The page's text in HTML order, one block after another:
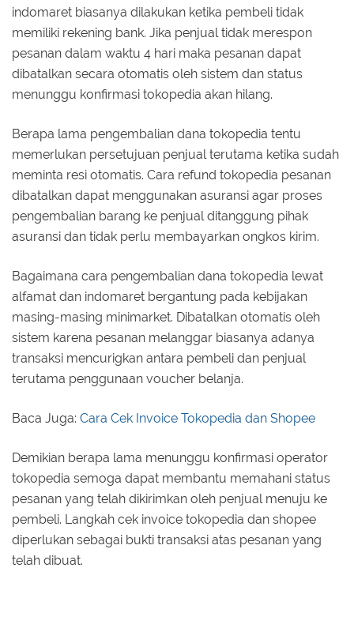
indomaret biasanya dilakukan ketika pembeli tidak
memiliki rekening bank. Jika penjual tidak merespon
pesanan dalam waktu 4 hari maka pesanan dapat
dibatalkan secara otomatis oleh sistem dan status
menunggu konfirmasi tokopedia akan hilang.
Berapa lama pengembalian dana tokopedia tentu
memerlukan persetujuan penjual terutama ketika sudah
meminta resi otomatis. Cara refund tokopedia pesanan
dibatalkan dapat menggunakan asuransi agar proses
pengembalian barang ke penjual ditanggung pihak
asuransi dan tidak perlu membayarkan ongkos kirim.
Bagaimana cara pengembalian dana tokopedia lewat
alfamat dan indomaret bergantung pada kebijakan
masing-masing minimarket. Dibatalkan otomatis oleh
sistem karena pesanan melanggar biasanya adanya
transaksi mencurigkan antara pembeli dan penjual
terutama penggunaan voucher belanja.
Baca Juga: Cara Cek Invoice Tokopedia dan Shopee
Demikian berapa lama menunggu konfirmasi operator
tokopedia semoga dapat membantu memahani status
pesanan yang telah dikirimkan oleh penjual menuju ke
pembeli. Langkah cek invoice tokopedia dan shopee
diperlukan sebagai bukti transaksi atas pesanan yang
telah dibuat.